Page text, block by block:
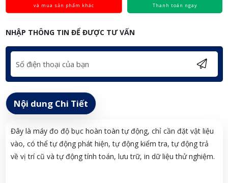
và mua sản phẩm khác Thanh toán ngay
NHẬP THÔNG TIN ĐỂ ĐƯỢC TƯ VẤN
Nội dung Chi Tiết
Đây là máy đo độ bục hoàn toàn tự động, chỉ cần đặt vật liệu
vào, có thể tự động phát hiện, tự động kiểm tra, tự động trả
về vị trí cũ và tự động tính toán, lưu trữ, in dữ liệu thử nghiệm.